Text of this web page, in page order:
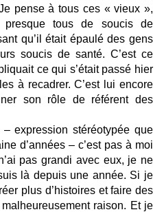
pense à tous ces « vieux »,
presque tous de soucis de
qu’il était épaulé des gens
soucis de santé. C’est ce
ce qui s’était passé hier
à recadrer. C’est lui encore
son rôle de référent des
expression stéréotypée que
d’années – c’est pas à moi
pas grandi avec eux, je ne
là depuis une année. Si je
plus d’histoires et faire des
raison. Et je